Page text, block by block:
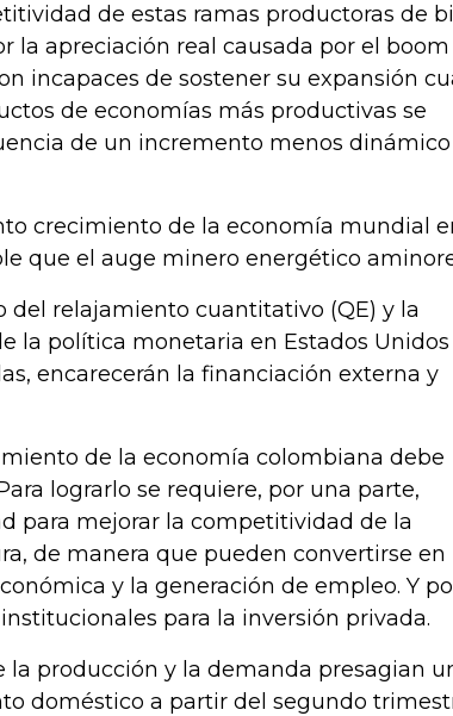
de estas ramas productoras de
la apreciación real causada por el boom
incapaces de sostener su expansión
de economías más productivas se
de un incremento menos dinámico
crecimiento de la economía mundial
que el auge minero energético
relajamiento cuantitativo (QE) y la
la política monetaria en Estados Unidos
encarecerán la financiación externa y
de la economía colombiana debe
lograrlo se requiere, por una parte,
para mejorar la competitividad de la
de manera que pueden convertirse en
y la generación de empleo. Y
para la inversión privada.
la producción y la demanda presagian
doméstico a partir del segundo